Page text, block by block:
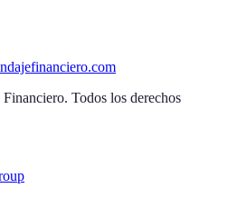
Todos los derechos